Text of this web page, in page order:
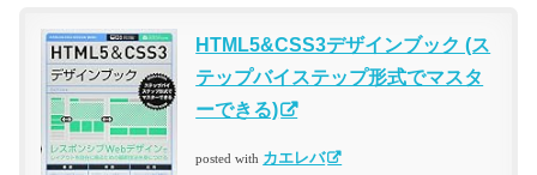
HTML5&CSS3デザインブック (ス
テップバイステップ形式でマスタ
ーできる)
posted with カエレバ